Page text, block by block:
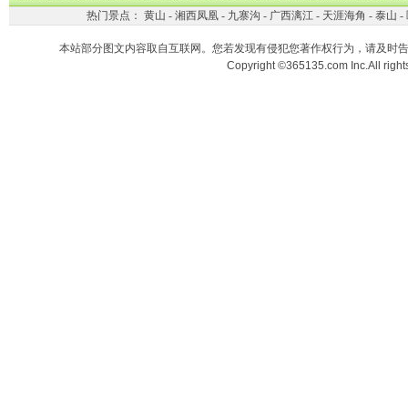
热门景点： 黄山 - 湘西凤凰- 九寨沟 - 广西漓江- 天涯海角 - 泰山 -
本站部分图文内容取自互联网。您若发现有侵犯您著作权行为，请及时
Copyright ©365135.com Inc.All